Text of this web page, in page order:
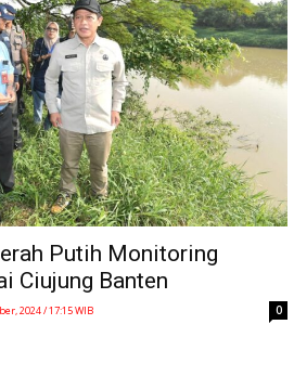
Putih Monitoring
Ciujung Banten
2024 / 17:15 WIB 0